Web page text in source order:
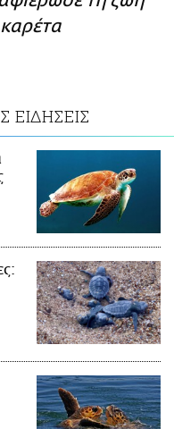
ΕΙΔΗΣΕΙΣ